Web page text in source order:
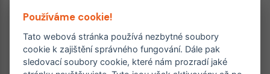
Ordinace roku
Rehabilitační ordinace
Používáme cookie!
Tato webová stránka používá nezbytné soubory
cookie k zajištění správného fungování. Dále pak
sledovací soubory cookie, které nám prozradí jaké